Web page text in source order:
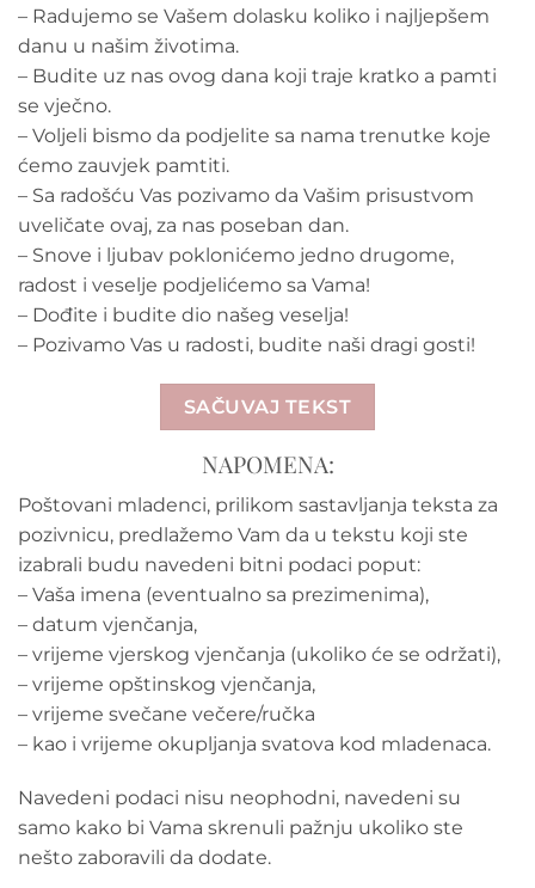
– Radujemo se Vašem dolasku koliko i najljepšem
danu u našim životima.
– Budite uz nas ovog dana koji traje kratko a pamti
se vječno.
– Voljeli bismo da podjelite sa nama trenutke koje
ćemo zauvjek pamtiti.
– Sa radošću Vas pozivamo da Vašim prisustvom
uveličate ovaj, za nas poseban dan.
– Snove i ljubav poklonićemo jedno drugome,
radost i veselje podjelićemo sa Vama!
– Dođite i budite dio našeg veselja!
– Pozivamo Vas u radosti, budite naši dragi gosti!
SAČUVAJ TEKST
NAPOMENA:
Poštovani mladenci, prilikom sastavljanja teksta za
pozivnicu, predlažemo Vam da u tekstu koji ste
izabrali budu navedeni bitni podaci poput:
– Vaša imena (eventualno sa prezimenima),
– datum vjenčanja,
– vrijeme vjerskog vjenčanja (ukoliko će se održati),
– vrijeme opštinskog vjenčanja,
– vrijeme svečane večere/ručka
– kao i vrijeme okupljanja svatova kod mladenaca.
Navedeni podaci nisu neophodni, navedeni su
samo kako bi Vama skrenuli pažnju ukoliko ste
nešto zaboravili da dodate.